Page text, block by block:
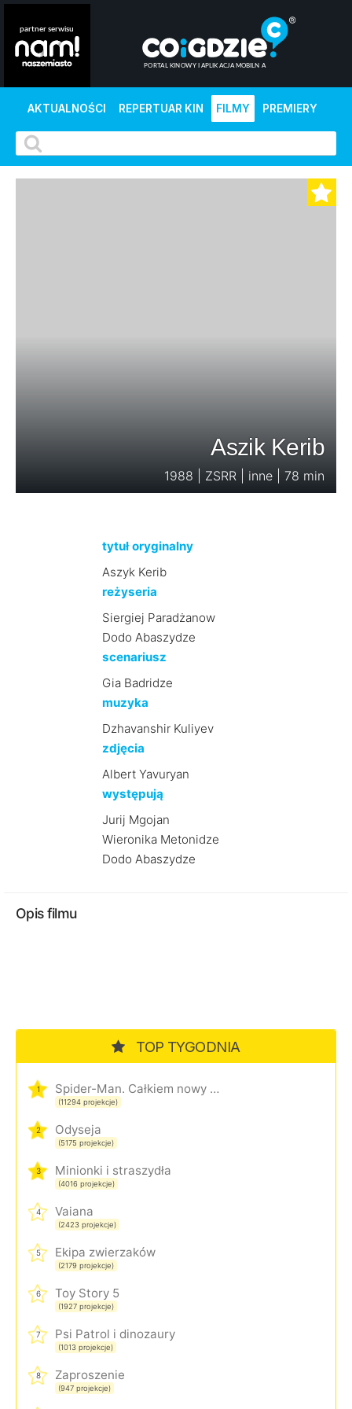
AKTUALNOŚCI REPERTUAR KIN FILMY PREMIERY
Aszik Kerib
1988 | ZSRR | inne | 78 min
tytuł oryginalny
Aszyk Kerib
reżyseria
Siergiej Paradżanow
Dodo Abaszydze
scenariusz
Gia Badridze
muzyka
Dzhavanshir Kuliyev
zdjęcia
Albert Yavuryan
występują
Jurij Mgojan
Wieronika Metonidze
Dodo Abaszydze
Opis filmu
TOP TYGODNIA
1 Spider-Man. Całkiem nowy dzień
(11294 projekcje)
2 Odyseja
(5175 projekcje)
3 Minionki i straszydła
(4016 projekcje)
4 Vaiana
(2423 projekcje)
5 Ekipa zwierzaków
(2179 projekcje)
6 Toy Story 5
(1927 projekcje)
7 Psi Patrol i dinozaury
(1013 projekcje)
8 Zaproszenie
(947 projekcje)